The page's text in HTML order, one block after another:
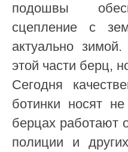
подошвы
сцепление с
актуально
этой части берц,
Сегодня
ботинки носят
берцах работают
полиции и